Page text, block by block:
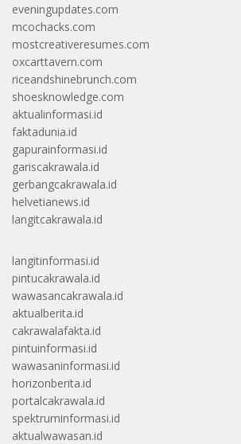
eveningupdates.com
mcochacks.com
mostcreativeresumes.com
oxcarttavern.com
riceandshinebrunch.com
shoesknowledge.com
aktualinformasi.id
faktadunia.id
gapurainformasi.id
gariscakrawala.id
gerbangcakrawala.id
helvetianews.id
langitcakrawala.id
langitinformasi.id
pintucakrawala.id
wawasancakrawala.id
aktualberita.id
cakrawalafakta.id
pintuinformasi.id
wawasaninformasi.id
horizonberita.id
portalcakrawala.id
spektruminformasi.id
aktualwawasan.id